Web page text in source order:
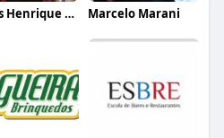
Carlos Henrique de Faria Vasconcelos Marcelo Marani